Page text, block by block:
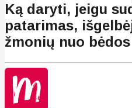
Ką daryti, jeigu
patarimas,
žmonių nuo bėdos